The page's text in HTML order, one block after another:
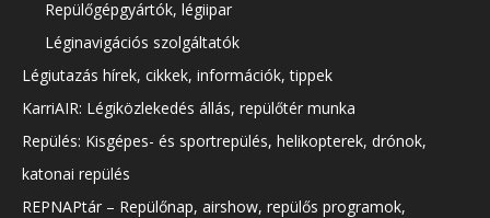
Repülőgépgyártók, légiipar
Léginavigációs szolgáltatók
Légiutazás hírek, cikkek, információk, tippek
KarriAIR: Légiközlekedés állás, repülőtér munka
Repülés: Kisgépes- és sportrepülés, helikopterek, drónok,
katonai repülés
REPNAPtár – Repülőnap, airshow, repülős programok,